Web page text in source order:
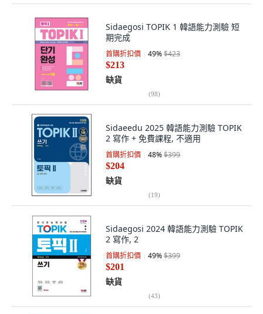
Sidaegosi TOPIK 1 韓語能力測驗 短
期完成
首購折扣價 49%$423
$213
缺貨
(98)
Sidaeedu 2025 韓語能力測驗 TOPIK
2 寫作 + 免費課程, 不適用
首購折扣價 48%$399
$204
缺貨
(19)
Sidaegosi 2024 韓語能力測驗 TOPIK
2 寫作, 2
首購折扣價 49%$399
$201
缺貨
(43)